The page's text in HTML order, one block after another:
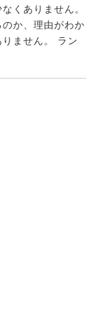
くありません。
か、理由がわか
ません。 ラン